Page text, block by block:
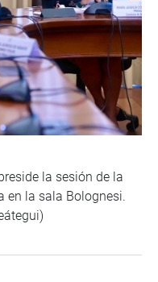
la sesión de la
en la sala Bolognesi.